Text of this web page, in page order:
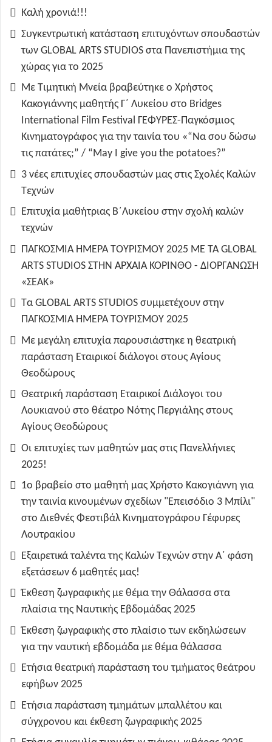
Καλή χρονιά!!!
Συγκεντρωτική κατάσταση επιτυχόντων σπουδαστών
των GLOBAL ARTS STUDIOS στα Πανεπιστήμια της
χώρας για το 2025
Με Τιμητική Μνεία βραβεύτηκε ο Χρήστος
Κακογιάννης μαθητής Γ΄ Λυκείου στο Bridges
International Film Festival ΓΕΦΥΡΕΣ-Παγκόσμιος
Κινηματογράφος για την ταινία του «“Να σου δώσω
τις πατάτες;” / “May I give you the potatoes?”
3 νέες επιτυχίες σπουδαστών μας στις Σχολές Καλών
Τεχνών
Επιτυχία μαθήτριας Β΄Λυκείου στην σχολή καλών
τεχνών
ΠΑΓΚΟΣΜΙΑ ΗΜΕΡΑ ΤΟΥΡΙΣΜΟΥ 2025 ΜΕ ΤΑ GLOBAL
ARTS STUDIOS ΣΤΗΝ ΑΡΧΑΙΑ ΚΟΡΙΝΘΟ - ΔΙΟΡΓΑΝΩΣΗ
«ΣΕΑΚ»
Τα GLOBAL ARTS STUDIOS συμμετέχουν στην
ΠΑΓΚΟΣΜΙΑ ΗΜΕΡΑ ΤΟΥΡΙΣΜΟΥ 2025
Με μεγάλη επιτυχία παρουσιάστηκε η θεατρική
παράσταση Εταιρικοί διάλογοι στους Αγίους
Θεοδώρους
Θεατρική παράσταση Εταιρικοί Διάλογοι του
Λουκιανού στο θέατρο Νότης Περγιάλης στους
Αγίους Θεοδώρους
Οι επιτυχίες των μαθητών μας στις Πανελλήνιες
2025!
1ο βραβείο στο μαθητή μας Χρήστο Κακογιάννη για
την ταινία κινουμένων σχεδίων "Επεισόδιο 3 Μπίλι"
στο Διεθνές Φεστιβάλ Κινηματογράφου Γέφυρες
Λουτρακίου
Εξαιρετικά ταλέντα της Καλών Τεχνών στην Α΄ φάση
εξετάσεων 6 μαθητές μας!
Έκθεση ζωγραφικής με θέμα την Θάλασσα στα
πλαίσια της Ναυτικής Εβδομάδας 2025
Έκθεση ζωγραφικής στο πλαίσιο των εκδηλώσεων
για την ναυτική εβδομάδα με θέμα θάλασσα
Ετήσια θεατρική παράσταση του τμήματος θεάτρου
εφήβων 2025
Ετήσια παράσταση τμημάτων μπαλλέτου και
σύγχρονου και έκθεση ζωγραφικής 2025